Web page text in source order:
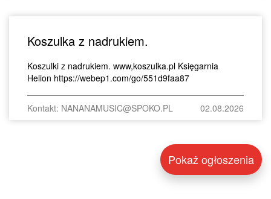
Koszulka z nadrukiem.
Koszulki z nadrukiem. www,koszulka.pl Księgarnia
Helion https://webep1.com/go/551d9faa87
Kontakt: NANANAMUSIC@SPOKO.PL 02.08.2026
Pokaż ogłoszenia